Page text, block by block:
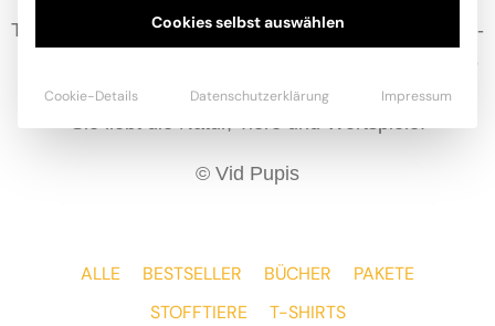
Tina A. Pupis, 1982 in Slowenien geboren, ist Diplom-
Sozialpädagogin. Ihr literarisches Debüt wurde 2018
in die »White Ravens«-Datenbank aufgenommen.
Sie liebt die Natur, Tiere und Wortspiele.
© Vid Pupis
ALLE BESTSELLER BÜCHER
PAKETE
STOFFTIERE
T-SHIRTS
Cookies selbst auswählen
Cookie-Details Datenschutzerklärung Impressum